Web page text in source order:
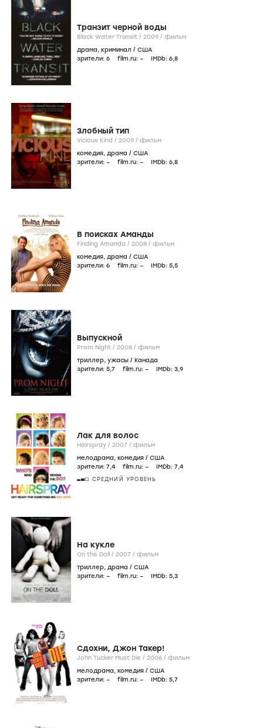
Транзит черной воды
Black Water Transit / 2009 / фильм
драма, криминал / США
зрители: 6 film.ru: – IMDb: 6,8
Злобный тип
Vicious Kind / 2009 / фильм
комедия, драма / США
зрители: – film.ru: – IMDb: 6,8
В поисках Аманды
Finding Amanda / 2008 / фильм
комедия, драма / США
зрители: 6 film.ru: – IMDb: 5,5
Выпускной
Prom Night / 2008 / фильм
триллер, ужасы / Канада
зрители: 5,7 film.ru: – IMDb: 3,9
Лак для волос
Hairspray / 2007 / фильм
мелодрама, комедия / США
зрители: 7,4 film.ru: – IMDb: 7,4
СРЕДНИЙ УРОВЕНЬ
На кукле
On the Doll / 2007 / фильм
триллер, драма / США
зрители: – film.ru: – IMDb: 5,3
Сдохни, Джон Такер!
John Tucker Must Die / 2006 / фильм
мелодрама, комедия / США
зрители: – film.ru: – IMDb: 5,7